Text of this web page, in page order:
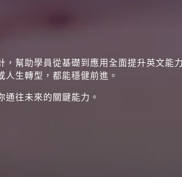
，幫助學員從基礎到應用全面提升英文能
生轉型，都能穩健前進。
通往未來的關鍵能力。